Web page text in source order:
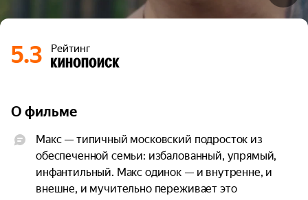
5.3 Рейтинг
О фильме
Макс — типичный московский подросток из
обеспеченной семьи: избалованный, упрямый,
инфантильный. Макс одинок — и внутренне, и
внешне, и мучительно переживает это